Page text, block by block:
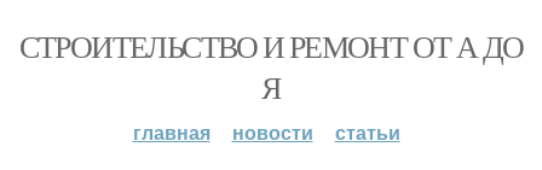
СТРОИТЕЛЬСТВО И РЕМОНТ ОТ А ДО
Я
главная новости статьи